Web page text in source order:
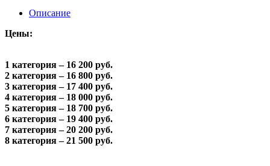
Описание
Цены:
1 категория – 16 200 руб.
2 категория – 16 800 руб.
3 категория – 17 400 руб.
4 категория – 18 000 руб.
5 категория – 18 700 руб.
6 категория – 19 400 руб.
7 категория – 20 200 руб.
8 категория – 21 500 руб.